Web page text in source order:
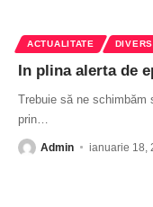
ACTUALITATE
In plina alerta de
Trebuie să ne
prin
Admin ianuarie 18,